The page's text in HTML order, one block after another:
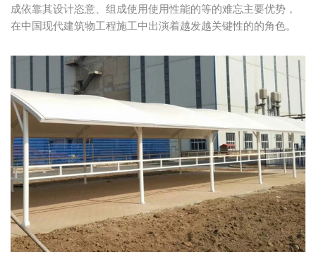
成依靠其设计恣意、组成使用使用性能的等的难忘主要优势，
在中国现代建筑物工程施工中出演着越发越关键性的的角色。